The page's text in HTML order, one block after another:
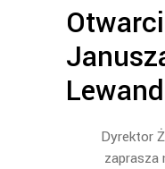
Dyrektor